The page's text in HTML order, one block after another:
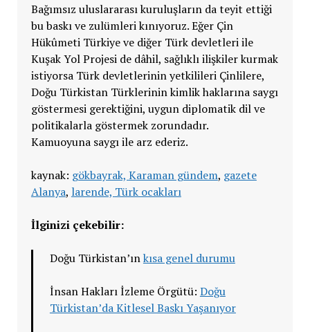
Bağımsız uluslararası kuruluşların da teyit ettiği
bu baskı ve zulümleri kınıyoruz. Eğer Çin
Hükûmeti Türkiye ve diğer Türk devletleri ile
Kuşak Yol Projesi de dâhil, sağlıklı ilişkiler kurmak
istiyorsa Türk devletlerinin yetkilileri Çinlilere,
Doğu Türkistan Türklerinin kimlik haklarına saygı
göstermesi gerektiğini, uygun diplomatik dil ve
politikalarla göstermek zorundadır.
Kamuoyuna saygı ile arz ederiz.
kaynak: gökbayrak, Karaman gündem, gazete
Alanya, larende, Türk ocakları
İlginizi çekebilir:
Doğu Türkistan’ınkısa genel durumu
İnsan Hakları İzleme Örgütü: Doğu
Türkistan’da Kitlesel Baskı Yaşanıyor